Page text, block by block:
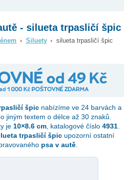
- silueta trpasličí špic
Siluety
silueta trpasličí špic
špic nabízíme ve 24 barvách a
jiným textem o délce až 30 znaků.
je 10×8.6 cm , katalogové číslo 4931
trpasličí špic upozorní ostatní
psa v autě